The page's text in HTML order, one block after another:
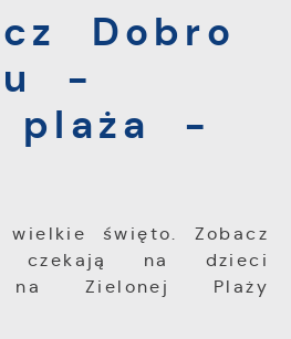
Dobro
-
plaża -
święto. Zobacz
czekają na dzieci
Zielonej Plaży
cookies strona, z
wprowadzonych
czy
możemy
Twoich indywidualnych
zgody na
pliki cookies
większej ilości
pomagają nam
do Twoich